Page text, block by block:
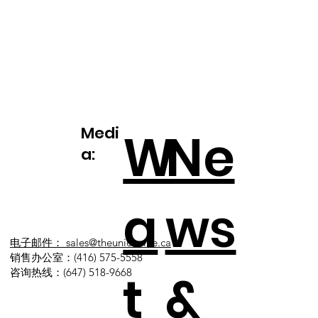
电子邮件： sales@theunionville.ca
销售办公室：(416) 575-5558
咨询热线：(647) 518-9668​
W
a
t
Medi
a:
Ne
ws
&